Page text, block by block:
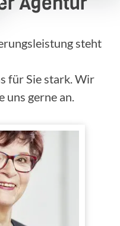
steht
für Sie stark. Wir
uns gerne an.
Winkes
Tätig im
seit